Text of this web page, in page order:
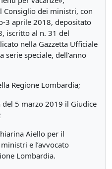
Consiglio dei ministri, con
3 aprile 2018, depositato
iscritto al n. 31 del
nella Gazzetta Ufficiale
serie speciale, dell’anno
Regione Lombardia;
5 marzo 2019 il Giudice
Aiello per il
e l’avvocato
Lombardia.